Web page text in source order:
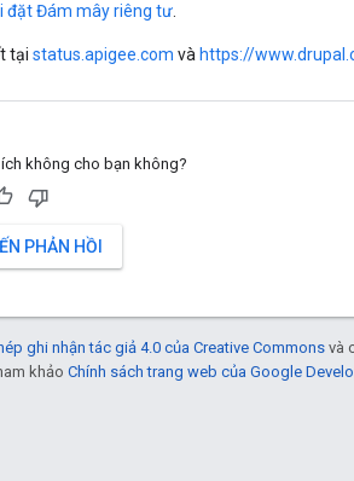
đặt Đám mây riêng tư
tại status.apigee.com và https://
không cho bạn không?
PHẢN HỒI
ghi nhận tác giả 4.0 của Creative Commons và
khảo Chính sách trang web của Google